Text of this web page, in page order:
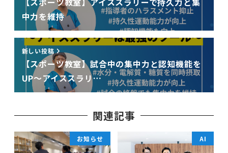
中力を維持
新しい投稿
【スポーツ教室】試合中の集中力と認知機能を
UP〜アイススラリ…
関連記事
お知らせ AI